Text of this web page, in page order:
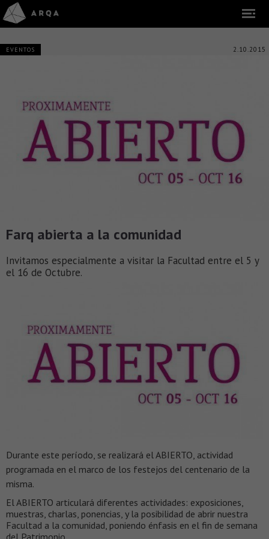
EVENTOS 2.10.2015
Farq abierta a la comunidad
Invitamos especialmente a visitar la Facultad entre el 5 y
el 16 de Octubre.
Durante este período, se realizará el ABIERTO, actividad
programada en el marco de los festejos del centenario de la
misma.
El ABIERTO articulará diferentes actividades: exposiciones,
muestras, charlas, ponencias, y la posibilidad de abrir nuestra
Facultad a la comunidad, poniendo énfasis en el fin de semana